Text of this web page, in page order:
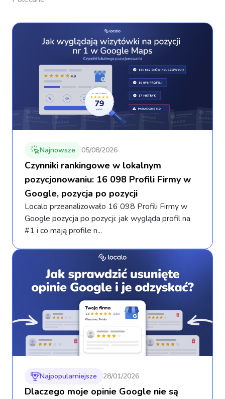
Najnowsze 05/08/2026
Czynniki rankingowe w lokalnym
pozycjonowaniu: 16 098 Profili Firmy w
Google, pozycja po pozycji
Localo przeanalizowało 16 098 Profili Firmy w
Google pozycja po pozycji: jak wygląda profil na
#1 i co mają profile n...
Najpopularniejsze 28/01/2026
Dlaczego moje opinie Google nie są